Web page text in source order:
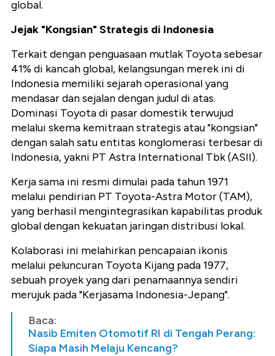
global.
Jejak "Kongsian" Strategis di Indonesia
Terkait dengan penguasaan mutlak Toyota sebesar
41% di kancah global, kelangsungan merek ini di
Indonesia memiliki sejarah operasional yang
mendasar dan sejalan dengan judul di atas.
Dominasi Toyota di pasar domestik terwujud
melalui skema kemitraan strategis atau "kongsian"
dengan salah satu entitas konglomerasi terbesar di
Indonesia, yakni PT Astra International Tbk (ASII).
Kerja sama ini resmi dimulai pada tahun 1971
melalui pendirian PT Toyota-Astra Motor (TAM),
yang berhasil mengintegrasikan kapabilitas produk
global dengan kekuatan jaringan distribusi lokal.
Kolaborasi ini melahirkan pencapaian ikonis
melalui peluncuran Toyota Kijang pada 1977,
sebuah proyek yang dari penamaannya sendiri
merujuk pada "Kerjasama Indonesia-Jepang".
Baca:
Nasib Emiten Otomotif RI di Tengah Perang:
Siapa Masih Melaju Kencang?